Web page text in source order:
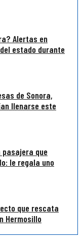
Alertas en
estado durante
de Sonora,
llenarse este
pasajera que
le regala uno
que rescata
Hermosillo